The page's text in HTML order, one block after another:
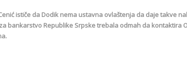
ističe da Dodik nema ustavna ovlaštenja da daje takve
bankarstvo Republike Srpske trebala odmah da kontaktira